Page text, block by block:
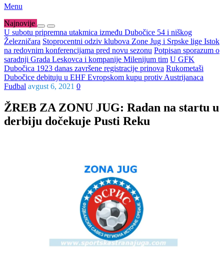
Menu
Najnovije
U subotu pripremna utakmica između Dubočice 54 i niškog
Železničara Stoprocentni odziv klubova Zone Jug i Srpske lige Istok
na redovnim konferencijama pred novu sezonu Potpisan sporazum o
saradnji Grada Leskovca i kompanije Milenijum tim U GFK
Dubočica 1923 danas završene registracije prinova Rukometaši
Dubočice debituju u EHF Evropskom kupu protiv Austrijanaca
Fudbal avgust 6, 2021 0
ŽREB ZA ZONU JUG: Radan na startu u
derbiju dočekuje Pusti Reku